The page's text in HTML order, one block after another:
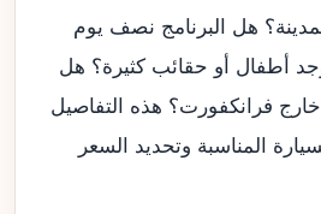
هل البرنامج نصف يوم
أطفال أو حقائب كثيرة؟ هل
فرانكفورت؟ هذه التفاصيل
المناسبة وتحديد السعر